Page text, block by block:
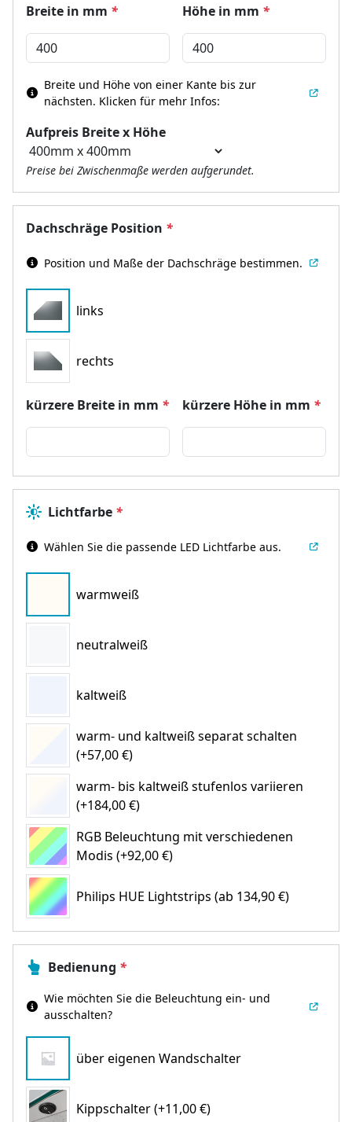
Breite in mm * Höhe in mm *
Aufpreis Breite x Höhe
Breite und Höhe von einer Kante bis zur
nächsten. Klicken für mehr Infos:
Preise bei Zwischenmaße werden aufgerundet.
Dachschräge Position *
Position und Maße der Dachschräge bestimmen.
links
rechts
kürzere Breite in mm * kürzere Höhe in mm *
Lichtfarbe *
Wählen Sie die passende LED Lichtfarbe aus.
warmweiß
neutralweiß
kaltweiß
warm- und kaltweiß separat schalten
(+57,00 €)
warm- bis kaltweiß stufenlos variieren
(+184,00 €)
RGB Beleuchtung mit verschiedenen
Modis (+92,00 €)
Philips HUE Lightstrips (ab 134,90 €)
Bedienung *
Wie möchten Sie die Beleuchtung ein- und
ausschalten?
über eigenen Wandschalter
Kippschalter (+11,00 €)